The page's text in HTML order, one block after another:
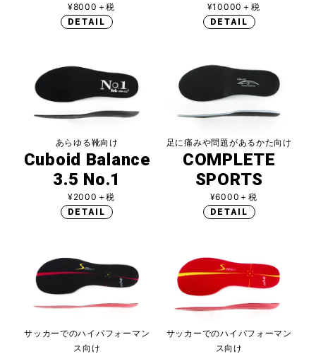
¥8000＋税
DETAIL
¥10000＋税
DETAIL
あらゆる靴向け
Cuboid Balance
3.5 No.1
¥2000＋税
DETAIL
足に痛みや問題があるかた向け
COMPLETE
SPORTS
¥6000＋税
DETAIL
サッカーでのハイパフォーマン
ス向け
サッカーでのハイパフォーマン
ス向け